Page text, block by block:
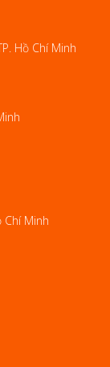
Hồ Chí Minh
Chí Minh